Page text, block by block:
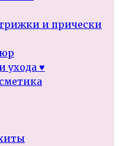
и прически
ухода ♥